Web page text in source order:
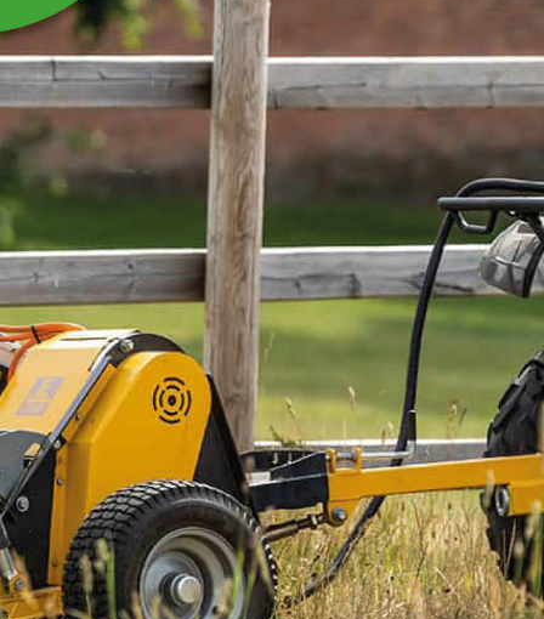
KILREM SPA1120
LP1120
Kilrem SPA1120 Lp1120 till Jordfräs/rotorkultivator
31-TL100B
Läs mer
249 kr
Inkl. moms